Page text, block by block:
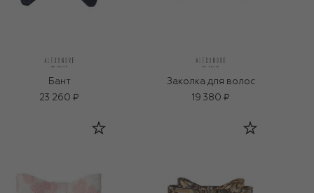
Бант
23 260 ₽
Заколка для волос
19 380 ₽